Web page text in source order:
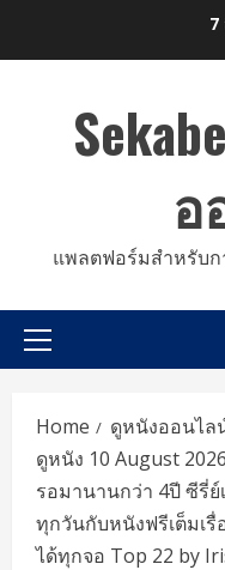
7
อ
แพลตฟอร์มสำหรับก
Primary
Home
ดูหนังออนไล
ดูหนัง 10 August
รอมานานกว่า 4ปี ซีรี่
ทุกวันกับหนังฟรีเต็มเ
ได้ทุกจอ Top 22 by